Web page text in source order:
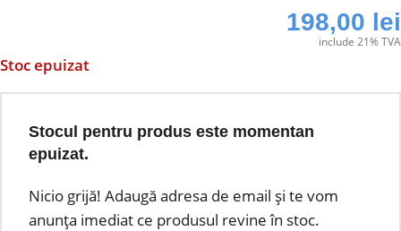
198,00 lei
include 21% TVA
Stoc epuizat
Stocul pentru produs este momentan
epuizat.
Nicio grijă! Adaugă adresa de email și te vom
anunța imediat ce produsul revine în stoc.